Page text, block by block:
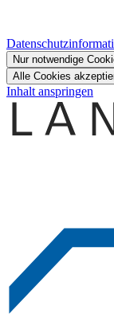
Nur notwendige
Alle Cookies
Inhalt anspringen